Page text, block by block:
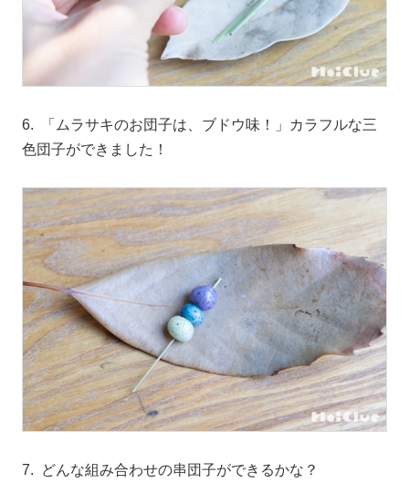
6. 「ムラサキのお団子は、ブドウ味！」カラフルな三
色団子ができました！
7. どんな組み合わせの串団子ができるかな？